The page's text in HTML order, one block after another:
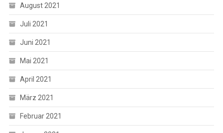
August 2021
Juli 2021
Juni 2021
Mai 2021
April 2021
März 2021
Februar 2021